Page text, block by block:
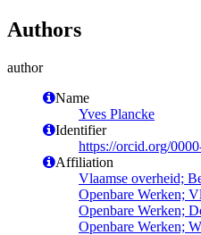
Authors
author
Name
Yves Plancke
Identifier
https://orcid.org/
Affiliation
Vlaamse overheid;
Openbare Werken;
Openbare Werken;
Openbare Werken;